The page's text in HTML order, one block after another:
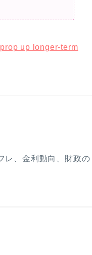
up longer-term
レ、金利動向、財政の